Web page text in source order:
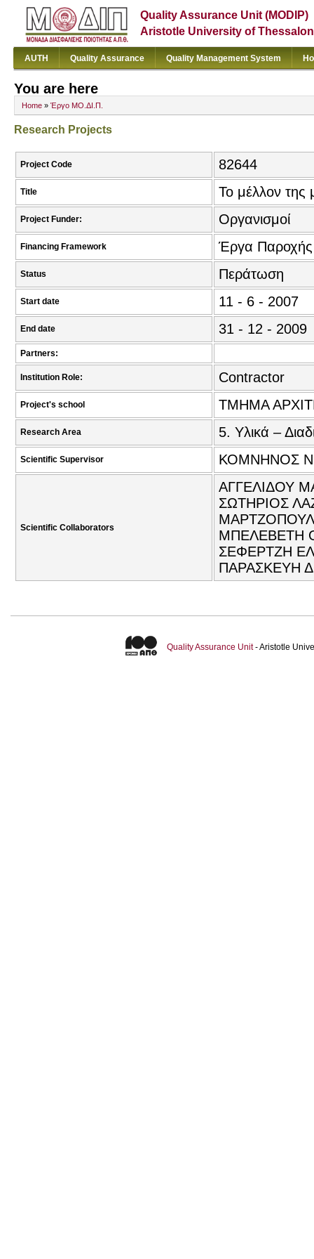
Quality Assurance Unit (MODIP)
Aristotle University of
AUTH Quality Assurance Quality Management System
You are here
Home » Έργο ΜΟ.ΔΙ.Π.
Research Projects
Project Code 82644
Title Το μέλλον της
Project Funder: Οργανισμοί
Financing Framework Έργα
Status Περάτωση
Start date 11 - 6 - 2007
End date 31 - 12 - 2009
Partners:
Institution Role: Contractor
Project's school ΤΜΗΜΑ
Research Area 5. Υλικά –
Scientific Supervisor ΚΟΜΝΗΝΟΣ
Scientific Collaborators
ΑΓΓΕΛΙΔΟΥ
ΣΩΤΗΡΙΟΣ
ΜΠΕΛΕΒΕΤΗ
ΣΕΦΕΡΤΖΗ
ΠΑΡΑΣΚΕΥΗ
Quality Assurance Unit- Aristotle